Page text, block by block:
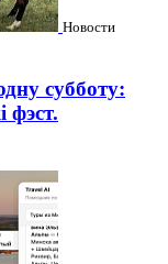
Новости
субботу:
фэст.